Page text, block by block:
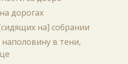
дорогах
на] собрании
в тени,